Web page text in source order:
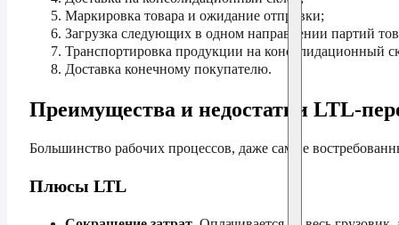
Маркировка товара и ожидание отправки;
Загрузка следующих в одном направлении партий
Транспортировка продукции на консолидационный
Доставка конечному покупателю.
Преимущества и недостатки LTL-
Большинство рабочих процессов, даже самые
Плюсы LTL